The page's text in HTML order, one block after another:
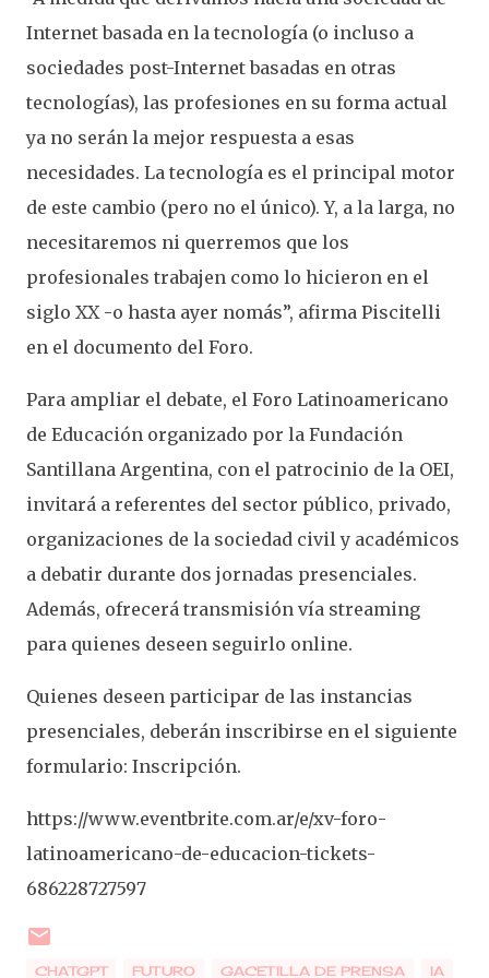
Internet basada en la tecnología (o incluso a
sociedades post-Internet basadas en otras
tecnologías), las profesiones en su forma actual
ya no serán la mejor respuesta a esas
necesidades. La tecnología es el principal motor
de este cambio (pero no el único). Y, a la larga, no
necesitaremos ni querremos que los
profesionales trabajen como lo hicieron en el
siglo XX -o hasta ayer nomás”, afirma Piscitelli
en el documento del Foro.
Para ampliar el debate, el Foro Latinoamericano
de Educación organizado por la Fundación
Santillana Argentina, con el patrocinio de la OEI,
invitará a referentes del sector público, privado,
organizaciones de la sociedad civil y académicos
a debatir durante dos jornadas presenciales.
Además, ofrecerá transmisión vía streaming
para quienes deseen seguirlo online.
Quienes deseen participar de las instancias
presenciales, deberán inscribirse en el siguiente
formulario: Inscripción.
https://www.eventbrite.com.ar/e/xv-foro-
latinoamericano-de-educacion-tickets-
686228727597
CHATGPT FUTURO GACETILLA DE PRENSA IA